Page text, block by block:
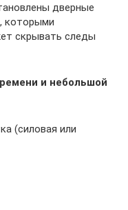
дверные
которыми
скрывать следы
и небольшой
(силовая или